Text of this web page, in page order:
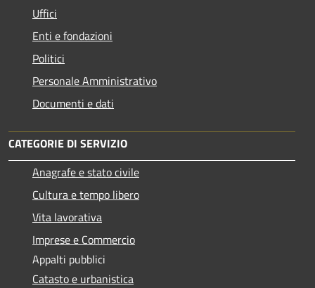
Uffici
Enti e fondazioni
Politici
Personale Amministrativo
Documenti e dati
CATEGORIE DI SERVIZIO
Anagrafe e stato civile
Cultura e tempo libero
Vita lavorativa
Imprese e Commercio
Appalti pubblici
Catasto e urbanistica